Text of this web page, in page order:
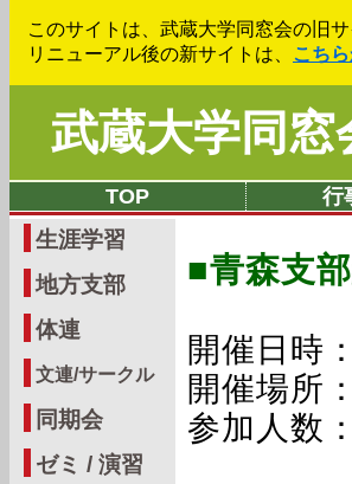
このサイトは、武蔵大学同窓会の旧サ
リニューアル後の新サイトは、
こち
武蔵大学同窓
TOP 行
生涯学習
地方支部
体連
文連/サークル
同期会
ゼミ / 演習
■青森支
開催日時
開催場所
参加人数